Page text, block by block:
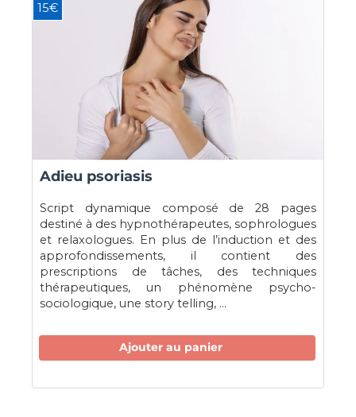
15€
Adieu psoriasis
Script dynamique composé de 28 pages
destiné à des hypnothérapeutes, sophrologues
et relaxologues. En plus de l’induction et des
approfondissements, il contient des
prescriptions de tâches, des techniques
thérapeutiques, un phénomène psycho-
sociologique, une story telling, …
Ajouter au panier